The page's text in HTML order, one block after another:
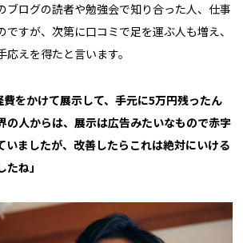
ブログの読者や勉強会で知り合った人、仕事
ですが、次第に口コミで足を運ぶ人も増え、
えを得たと言います。
費をかけて展示して、手元に5万円残ったん
の人からは、展示は広告みたいなもので赤字
いましたが、改善したらこれは絶対にいける
ね」